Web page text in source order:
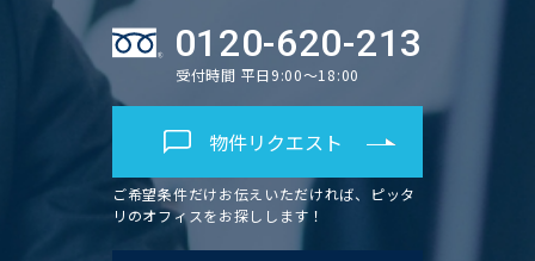
0120-620-213
受付時間 平日9:00～18:00
物件リクエスト
ご希望条件だけお伝えいただければ、ピッタ
リのオフィスをお探しします！